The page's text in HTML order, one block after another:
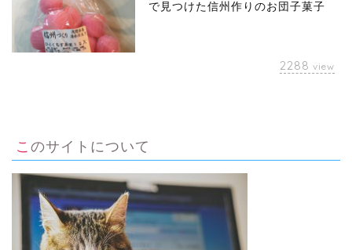
で見つけた信州作りのお団子菓子
2288 view
このサイトについて